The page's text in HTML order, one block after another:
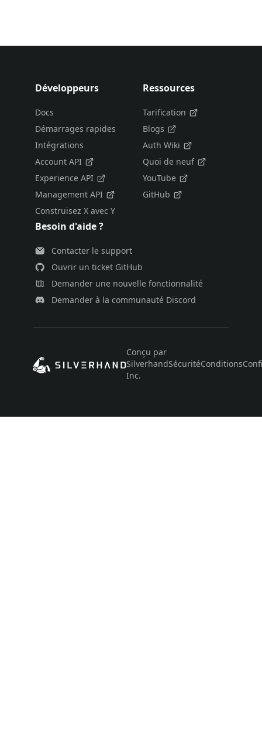
Développeurs
Docs
Démarrages rapides
Intégrations
Account API
Experience API
Management API
Construisez X avec Y
Ressources
Tarification
Blogs
Auth Wiki
Quoi de neuf
YouTube
GitHub
Besoin d'aide ?
Contacter le support
Ouvrir un ticket GitHub
Demander une nouvelle fonctionnalité
Demander à la communauté Discord
Conçu par
Silverhand
Inc.
SécuritéConditions